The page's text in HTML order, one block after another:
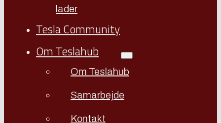
lader
Tesla Community
Om Teslahub
Om Teslahub
Samarbejde
Kontakt